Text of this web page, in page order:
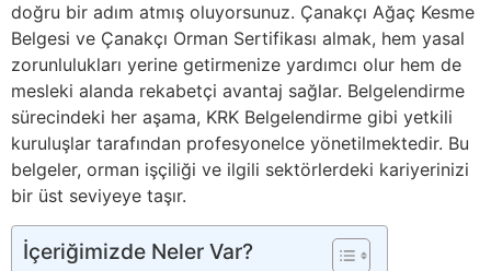
doğru bir adım atmış oluyorsunuz. Çanakçı Ağaç Kesme
Belgesi ve Çanakçı Orman Sertifikası almak, hem yasal
zorunlulukları yerine getirmenize yardımcı olur hem de
mesleki alanda rekabetçi avantaj sağlar. Belgelendirme
sürecindeki her aşama, KRK Belgelendirme gibi yetkili
kuruluşlar tarafından profesyonelce yönetilmektedir. Bu
belgeler, orman işçiliği ve ilgili sektörlerdeki kariyerinizi
bir üst seviyeye taşır.
İçeriğimizde Neler Var?